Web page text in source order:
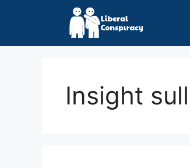
Insight